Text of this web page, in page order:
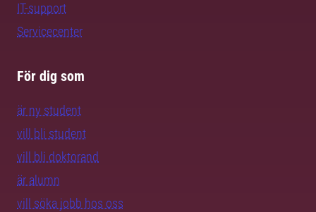
IT-support
Servicecenter
För dig som
är ny student
vill bli student
vill bli doktorand
är alumn
vill söka jobb hos oss